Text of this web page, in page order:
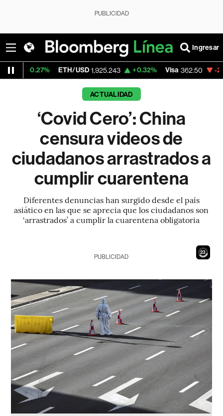
PUBLICIDAD
Ingresar
ETH/USD 1,925.243 +0.32% Visa 362.50 -2.15%
ACTUALIDAD
‘Covid Cero’: China
censura videos de
ciudadanos arrastrados a
cumplir cuarentena
Diferentes denuncias han surgido desde el país
asiático en las que se aprecia que los ciudadanos son
‘arrastrados’ a cumplir la cuarentena obligatoria
21
PUBLICIDAD